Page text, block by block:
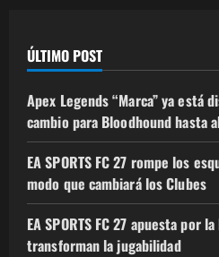
ÚLTIMO POST
Apex Legends “Marca” ya está
cambio para Bloodhound hasta
EA SPORTS FC 27 rompe los
modo que cambiará los Clubes
EA SPORTS FC 27 apuesta por
transforman la jugabilidad